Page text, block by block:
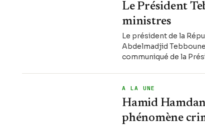
Le Président
ministres
Le président de la
Abdelmadjid
communiqué de la
A LA UNE
Hamid
phénomène